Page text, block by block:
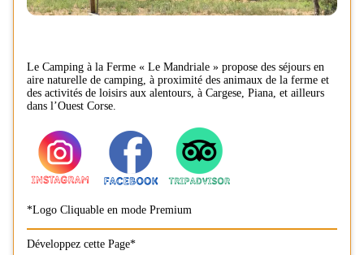
Le Camping à la Ferme « Le Mandriale » propose des séjours en
aire naturelle de camping, à proximité des animaux de la ferme et
des activités de loisirs aux alentours, à Cargese, Piana, et ailleurs
dans l’Ouest Corse.
*Logo Cliquable en mode Premium
Développez cette Page*